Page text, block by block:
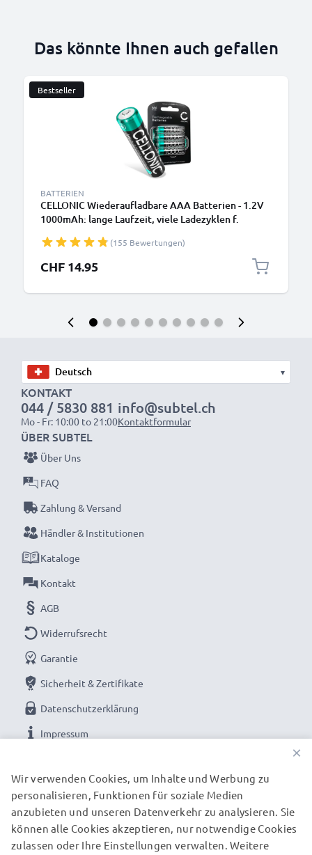
Das könnte Ihnen auch gefallen
Bestseller
BATTERIEN
CELLONIC Wiederaufladbare AAA Batterien - 1.2V
1000mAh: lange Laufzeit, viele Ladezyklen f.
Akkubatterie: aufladbare NiMH Akku AAA Micro
R03 LR03 rechargeable Battery
(155 Bewertungen)
CHF 14.95
▾
KONTAKT
044 / 5830 881
Mo - Fr: 10:00 to 21:00
info@subtel.ch
Kontaktformular
UNSERE ZAHLUNGSOPTIONEN
ÜBER SUBTEL
Über Uns
FAQ
Zahlung & Versand
Händler & Institutionen
Kataloge
Kontakt
AGB
Widerrufsrecht
Garantie
Sicherheit & Zertifikate
Datenschutzerklärung
Impressum
UNSERE VERSANDPARTNER
×
Wir verwenden Cookies, um Inhalte und Werbung zu
personalisieren, Funktionen für soziale Medien
anzubieten und unseren Datenverkehr zu analysieren. Sie
können alle Cookies akzeptieren, nur notwendige Cookies
zulassen oder Ihre Einstellungen verwalten. Weitere